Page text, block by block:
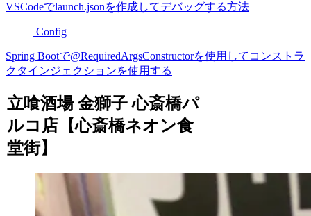
VSCodeでlaunch.jsonを作成してデバッグする方法
Config
Spring Bootで@RequiredArgsConstructorを使用してコンストラ
クタインジェクションを使用する
立喰酒場 金獅子 心斎橋パ
ルコ店【心斎橋ネオン食
堂街】